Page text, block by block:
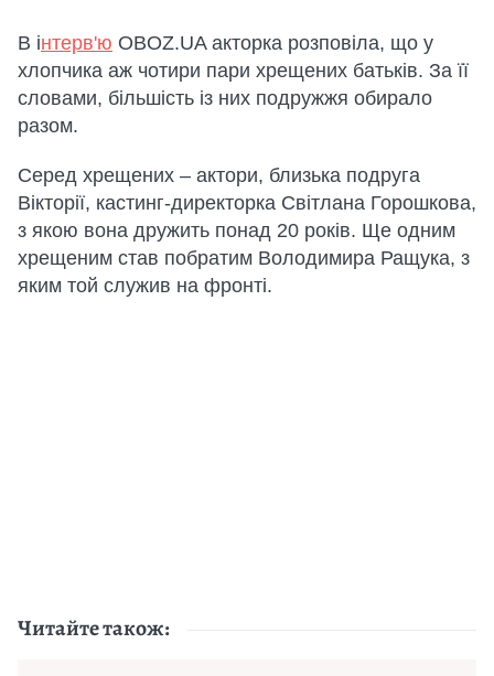
В інтерв'ю OBOZ.UA акторка розповіла, що у
хлопчика аж чотири пари хрещених батьків. За її
словами, більшість із них подружжя обирало
разом.
Серед хрещених – актори, близька подруга
Вікторії, кастинг-директорка Світлана Горошкова,
з якою вона дружить понад 20 років. Ще одним
хрещеним став побратим Володимира Ращука, з
яким той служив на фронті.
Читайте також: